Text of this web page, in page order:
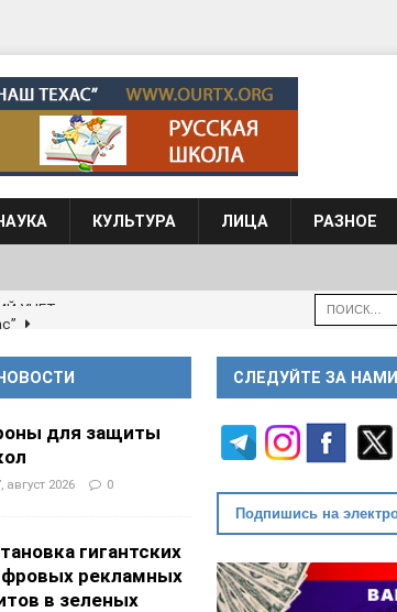
КУЛЬТУРА ЛИЦА РАЗНОЕ
для защиты
август 2026 0
гигантских
рекламных
в зеленых
СЛЕДУЙТЕ ЗА НАМИ
Подпишись на